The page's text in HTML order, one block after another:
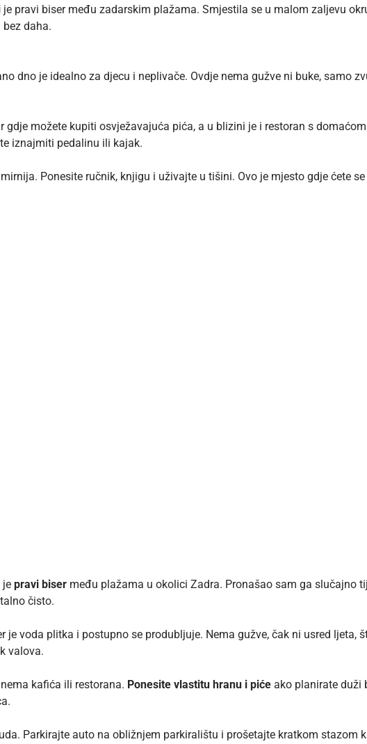
je pravi biser među zadarskim plažama. Smjestila se u malom zaljevu
daha.
dno je idealno za djecu i neplivače. Ovdje nema gužve ni buke, samo
možete kupiti osvježavajuća pića, a u blizini je i restoran s
iznajmiti pedalinu ili kajak.
Ponesite ručnik, knjigu i uživajte u tišini. Ovo je mjesto gdje ćete
je pravi biser među plažama u okolici Zadra. Pronašao sam ga slučajno
čisto.
je voda plitka i postupno se produbljuje. Nema gužve, čak ni usred ljeta,
valova.
kafića ili restorana. Ponesite vlastitu hranu i piće ako planirate duži
Parkirajte auto na obližnjem parkiralištu i prošetajte kratkom stazom